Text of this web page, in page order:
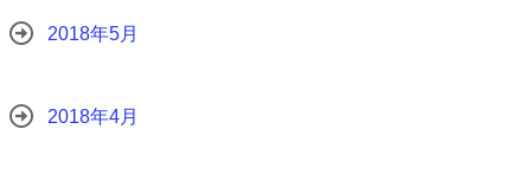
2018年5月
2018年4月